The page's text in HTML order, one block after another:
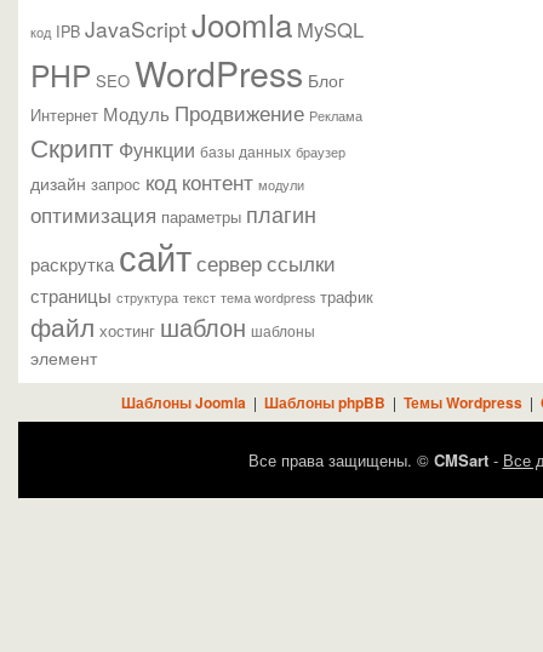
код IPB JavaScriptJoomla MySQL
PHP SEO WordPress Блог
Интернет Модуль Продвижение Реклама
Скрипт Функции базы данных браузер
дизайн запрос код контент модули
оптимизация параметры плагин
раскрутка сайтсерверссылки
страницы структура текст тема wordpress трафик
файл хостинг шаблон шаблоны
элемент
Шаблоны Joomla | Шаблоны phpBB | Темы Wordpress|
Все права защищены. © CMSart- Все